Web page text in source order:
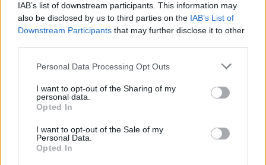
IAB’s list of downstream participants. This information may
also be disclosed by us to third parties on the IAB’s List of
Downstream Participants that may further disclose it to other
Please note that this website/app uses one or more Google
not limited to your visit or usage behaviour. You may click to
grant or deny consent to Google and its third-party tags to
use your data for below specified purposes in below Google
consent section.
Personal Data Processing Opt Outs
I want to opt-out of the Sharing of my
personal data.
Opted In
I want to opt-out of the Sale of my
Personal Data.
Opted In
ICA Milano presenta mostre, concerti e letture per
Matteo Pellegrino · 6 Ago 2026